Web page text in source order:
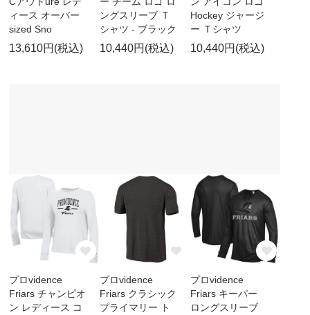
ィース オーバー
sized Sno
13,610円(税込)
ングスリーブ Ｔ
シャツ - ブラック
10,440円(税込)
Hockey ジャージ
ー Ｔシャツ
10,440円(税込)
プロvidence
Friars チャンピオ
ン レディース コ
プロvidence
Friars クラシック
プライマリー ト
プロvidence
Friars キーパー
ロングスリーブ